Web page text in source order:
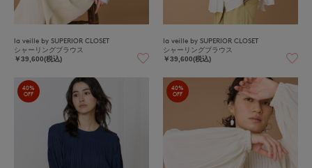
la veille by SUPERIOR CLOSET
シャーリングブラウス
￥39,600(税込)
la veille by SUPERIOR CLOSET
シャーリングブラウス
￥39,600(税込)
40%
OFF
40%
OFF